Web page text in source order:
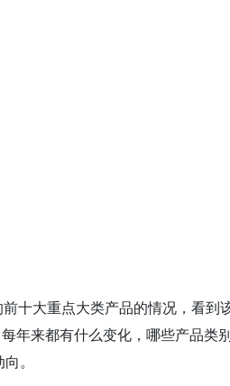
十大重点大类产品的情况，看到
年来都有什么变化，哪些产品类
。